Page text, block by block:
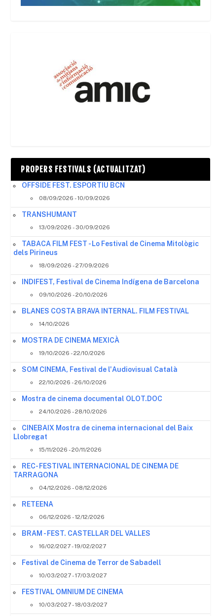
PROPERS FESTIVALS (ACTUALITZAT)
OFFSIDE FEST. ESPORTIU BCN
08/09/2026 - 10/09/2026
TRANSHUMANT
13/09/2026 - 30/09/2026
TABACA FILM FEST - Lo Festival de Cinema Mitològic
dels Pirineus
18/09/2026 - 27/09/2026
INDIFEST, Festival de Cinema Indígena de Barcelona
09/10/2026 - 20/10/2026
BLANES COSTA BRAVA INTERNAL. FILM FESTIVAL
14/10/2026
MOSTRA DE CINEMA MEXICÀ
19/10/2026 - 22/10/2026
SOM CINEMA, Festival de l'Audiovisual Català
22/10/2026 - 26/10/2026
Mostra de cinema documental OLOT.DOC
24/10/2026 - 28/10/2026
CINEBAIX Mostra de cinema internacional del Baix
Llobregat
15/11/2026 - 20/11/2026
REC- FESTIVAL INTERNACIONAL DE CINEMA DE
TARRAGONA
04/12/2026 - 08/12/2026
RETEENA
06/12/2026 - 12/12/2026
BRAM - FEST. CASTELLAR DEL VALLES
16/02/2027 - 19/02/2027
Festival de Cinema de Terror de Sabadell
10/03/2027 - 17/03/2027
FESTIVAL OMNIUM DE CINEMA
10/03/2027 - 18/03/2027